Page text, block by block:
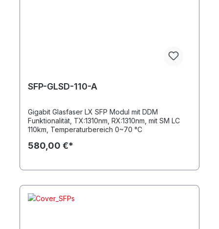
SFP-GLSD-110-A
Gigabit Glasfaser LX SFP Modul mit DDM
Funktionalität, TX:1310nm, RX:1310nm, mit SM LC
110km, Temperaturbereich 0~70 °C
580,00 €*